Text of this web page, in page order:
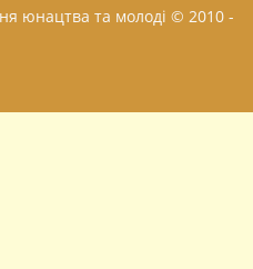
юнацтва та молоді © 2010 -